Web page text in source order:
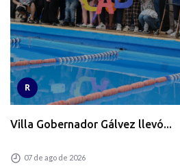
R
Villa Gobernador Gálvez llevó...
07 de ago de 2026